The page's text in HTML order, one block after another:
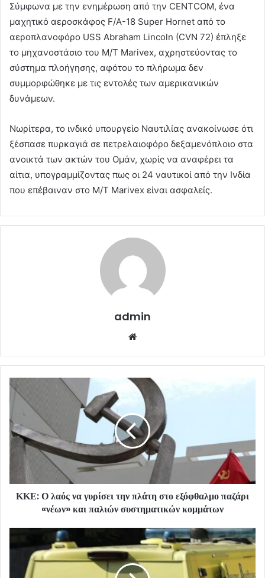
Σύμφωνα με την ενημέρωση από την CENTCOM, ένα
μαχητικό αεροσκάφος F/A-18 Super Hornet από το
αεροπλανοφόρο USS Abraham Lincoln (CVN 72) έπληξε
το μηχανοστάσιο του M/T Marivex, αχρηστεύοντας το
σύστημα πλοήγησης, αφότου το πλήρωμα δεν
συμμορφώθηκε με τις εντολές των αμερικανικών
δυνάμεων.
Νωρίτερα, το ινδικό υπουργείο Ναυτιλίας ανακοίνωσε ότι
ξέσπασε πυρκαγιά σε πετρελαιοφόρο δεξαμενόπλοιο στα
ανοικτά των ακτών του Ομάν, χωρίς να αναφέρει τα
αίτια, υπογραμμίζοντας πως οι 24 ναυτικοί από την Ινδία
που επέβαιναν στο M/T Marivex είναι ασφαλείς.
admin
ΚΚΕ: Ο λαός να γυρίσει την πλάτη στο εξόφθαλμο παζάρι
«νέων» και παλιών συστηματικών κομμάτων